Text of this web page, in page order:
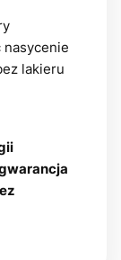
nasycenie
lakieru